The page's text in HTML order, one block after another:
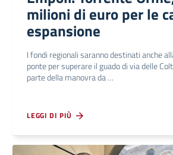
milioni di euro per le
espansione
I fondi regionali saranno destinati anche
ponte per superare il guado di via delle
parte della manovra da …
LEGGI DI PIÙ